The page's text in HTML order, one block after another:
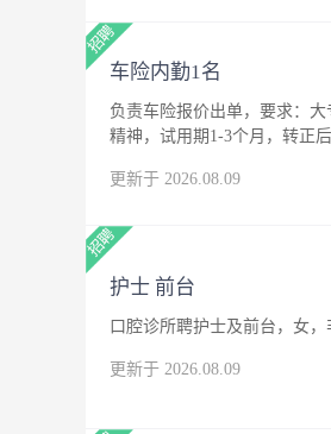
车险内勤1名
负责车险报价出单，要求：
精神，试用期1-3个月，转正后
更新于 2026.08.09
护士 前台
口腔诊所聘护士及前台，女
更新于 2026.08.09